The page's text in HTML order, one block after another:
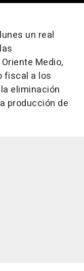
un real
Medio,
fiscal a los
eliminación
producción de